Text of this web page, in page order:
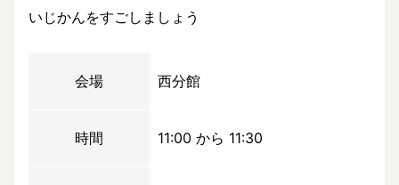
いじかんをすごしましょう
会場 西分館
時間 11:00 から 11:30